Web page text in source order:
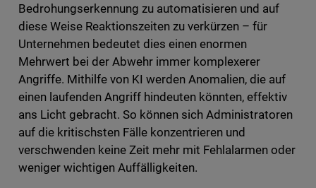
Bedrohungserkennung zu automatisieren und auf
diese Weise Reaktionszeiten zu verkürzen – für
Unternehmen bedeutet dies einen enormen
Mehrwert bei der Abwehr immer komplexerer
Angriffe. Mithilfe von KI werden Anomalien, die auf
einen laufenden Angriff hindeuten könnten, effektiv
ans Licht gebracht. So können sich Administratoren
auf die kritischsten Fälle konzentrieren und
verschwenden keine Zeit mehr mit Fehlalarmen oder
weniger wichtigen Auffälligkeiten.